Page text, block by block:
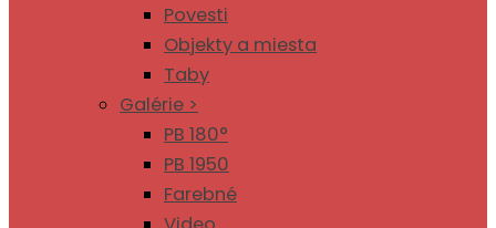
Povesti
Objekty a miesta
Taby
Galérie >
PB 180°
PB 1950
Farebné